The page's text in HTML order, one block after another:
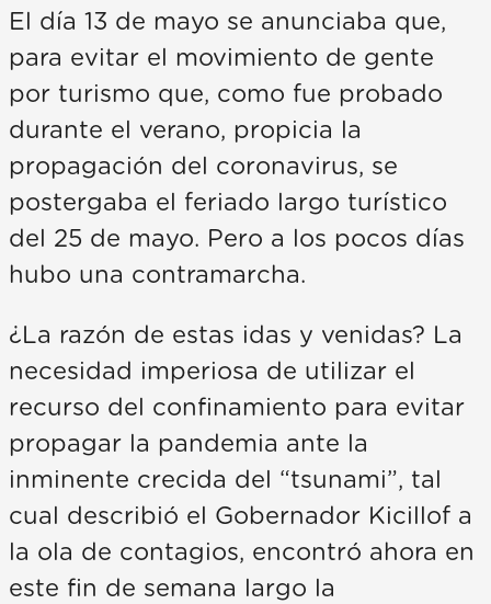
El día 13 de mayo se anunciaba que,
para evitar el movimiento de gente
por turismo que, como fue probado
durante el verano, propicia la
propagación del coronavirus, se
postergaba el feriado largo turístico
del 25 de mayo. Pero a los pocos días
hubo una contramarcha.
¿La razón de estas idas y venidas? La
necesidad imperiosa de utilizar el
recurso del confinamiento para evitar
propagar la pandemia ante la
inminente crecida del “tsunami”, tal
cual describió el Gobernador Kicillof a
la ola de contagios, encontró ahora en
este fin de semana largo la